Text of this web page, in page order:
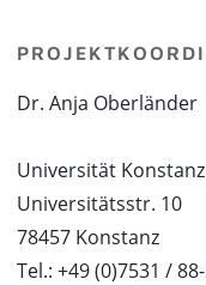
Dr. Anja Oberländer
Universität Konstanz
Universitätsstr. 10
78457 Konstanz
Tel.: +49 (0)7531 /